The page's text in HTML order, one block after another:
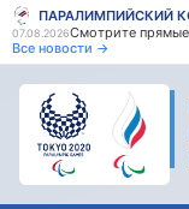
ПАРАЛИМПИЙСКИЙ
07.08.2026
07.08.2026
Все новости →